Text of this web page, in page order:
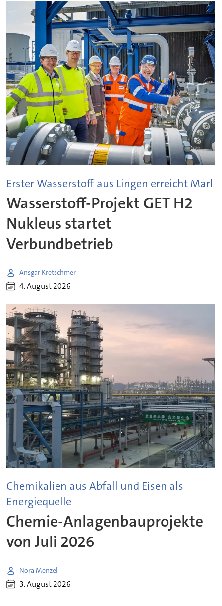
Erster Wasserstoff aus Lingen erreicht Marl
Wasserstoff-Projekt GET H2
Nukleus startet
Verbundbetrieb
Ansgar Kretschmer
4. August 2026
Chemikalien aus Abfall und Eisen als
Energiequelle
Chemie-Anlagenbauprojekte
von Juli 2026
Nora Menzel
3. August 2026